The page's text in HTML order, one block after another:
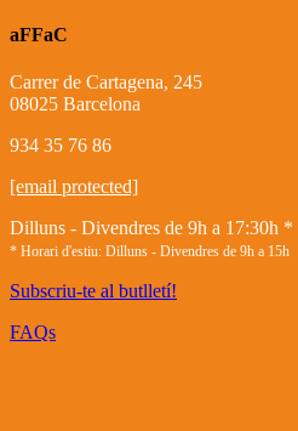
aFFaC
Carrer de Cartagena, 245
08025 Barcelona
934 35 76 86
[email protected]
Dilluns - Divendres de 9h a 17:30h *
* Horari d'estiu: Dilluns - Divendres de 9h a 15h
Subscriu-te al butlletí!
FAQs